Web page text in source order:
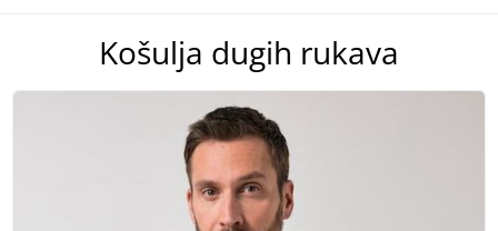
Košulja dugih rukava